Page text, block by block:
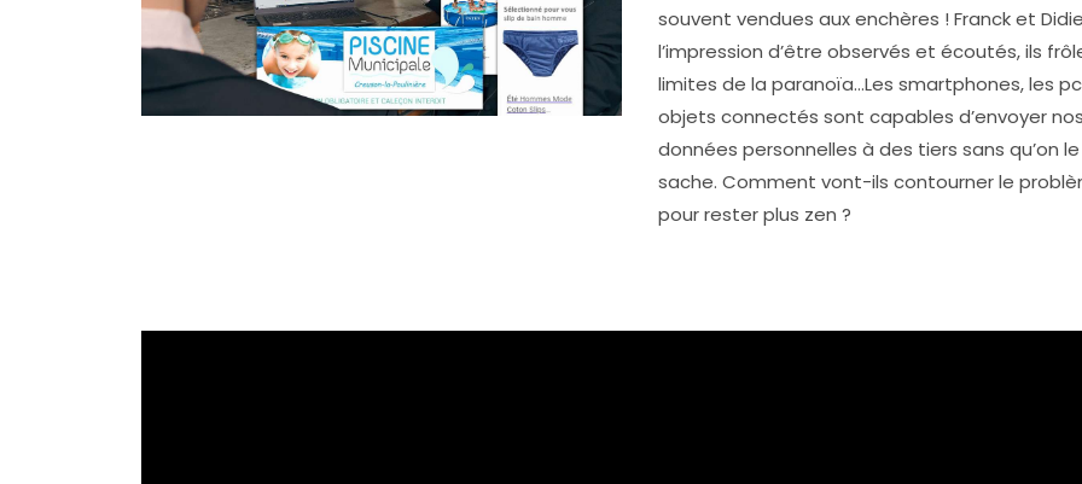
souvent vendues aux enchères ! Franck et
l’impression d’être observés et écoutés, ils
limites de la paranoïa…Les smartphones, les
objets connectés sont capables d’envoyer
données personnelles à des tiers sans qu’on le
sache. Comment vont-ils contourner le
pour rester plus zen ?